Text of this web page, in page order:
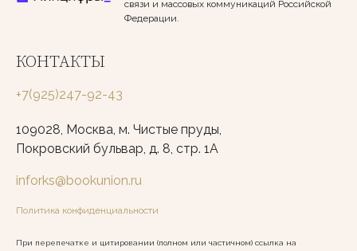
связи и массовых коммуникаций Российской
Федерации.
КОНТАКТЫ
+7(925)247-92-43
109028, Москва, м. Чистые пруды,
Покровский бульвар, д. 8, стр. 1А
inforks@bookunion.ru
Политика конфиденциальности
При перепечатке и цитировании (полном или частичном) ссылка на